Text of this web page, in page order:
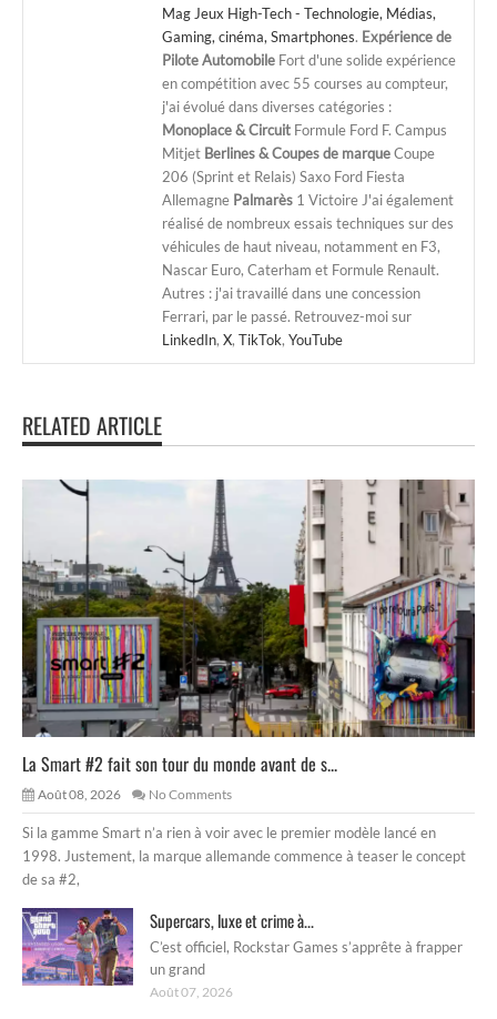
Mag Jeux High-Tech - Technologie, Médias,
Gaming, cinéma, Smartphones. Expérience de
Pilote Automobile Fort d'une solide expérience
en compétition avec 55 courses au compteur,
j'ai évolué dans diverses catégories :
Monoplace & Circuit Formule Ford F. Campus
Mitjet Berlines & Coupes de marqueCoupe
206 (Sprint et Relais) Saxo Ford Fiesta
Allemagne Palmarès 1 Victoire J'ai également
réalisé de nombreux essais techniques sur des
véhicules de haut niveau, notamment en F3,
Nascar Euro, Caterham et Formule Renault.
Autres : j'ai travaillé dans une concession
Ferrari, par le passé. Retrouvez-moi sur
LinkedIn, X, TikTok, YouTube
RELATED ARTICLE
La Smart #2 fait son tour du monde avant de s...
Août 08, 2026 No Comments
Si la gamme Smart n’a rien à voir avec le premier modèle lancé en
1998. Justement, la marque allemande commence à teaser le concept
de sa #2,
Supercars, luxe et crime à...
C’est officiel, Rockstar Games s’apprête à frapper
un grand
Août 07, 2026